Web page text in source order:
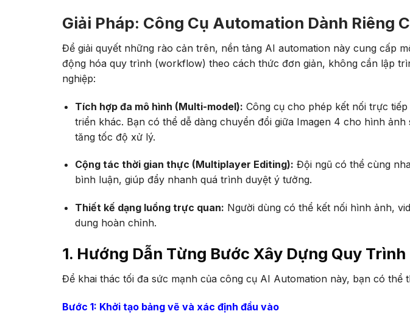
Giải Pháp: Công Cụ Automation Dành Riêng
Để giải quyết những rào cản trên, nền tảng AI automation này cung cấp
động hóa quy trình (workflow) theo cách thức đơn giản, không cần lập
nghiệp:
Tích hợp đa mô hình (Multi-model): Công cụ cho phép kết nối trực
triển khác. Bạn có thể dễ dàng chuyển đổi giữa Imagen 4 cho hình
tăng tốc độ xử lý.
Cộng tác thời gian thực (Multiplayer Editing): Đội ngũ có thể cùng
bình luận, giúp đẩy nhanh quá trình duyệt ý tưởng.
Thiết kế dạng luồng trực quan: Người dùng có thể kết nối hình ảnh,
dung hoàn chỉnh.
1. Hướng Dẫn Từng Bước Xây Dựng Quy
Để khai thác tối đa sức mạnh của công cụ AI Automation này, bạn có
Bước 1: Khởi tạo bảng vẽ và xác định đầu vào